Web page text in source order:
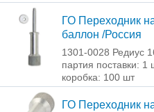
ГО Переходник
баллон /Россия
1301-0028 Редиус
партия поставки: 1
коробка: 100 шт
ГО Переходник